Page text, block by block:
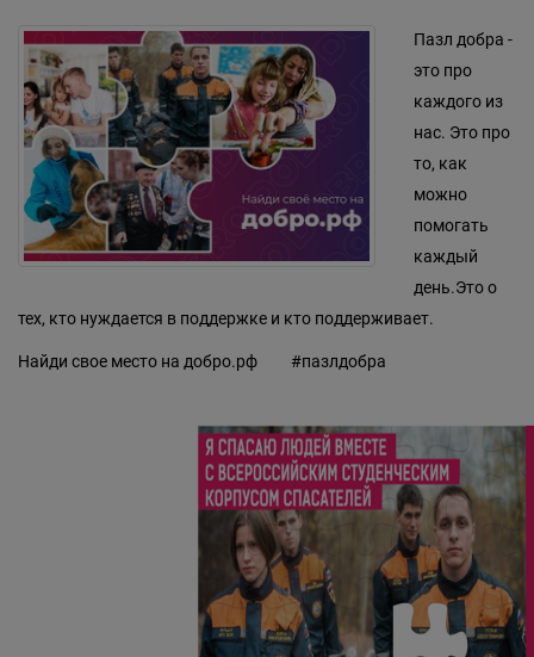
Пазл добра -
это про
каждого из
нас. Это про
то, как
можно
помогать
каждый
день.Это о
тех, кто нуждается в поддержке и кто поддерживает.
Найди свое место на добро.рф #пазлдобра